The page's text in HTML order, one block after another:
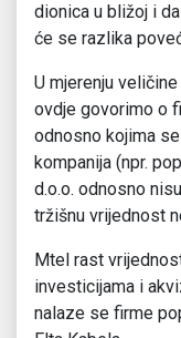
dionica u bližoj i
će se razlika
U mjerenju
ovdje govorimo o
odnosno kojima
kompanija (npr.
d.o.o. odnosno
tržišnu vrijednost
Mtel rast
investicijama i
nalaze se firme